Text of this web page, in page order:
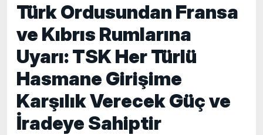
Türk Ordusundan Fransa
ve Kıbrıs Rumlarına
Uyarı: TSK Her Türlü
Hasmane Girişime
Karşılık Verecek Güç ve
İradeye Sahiptir